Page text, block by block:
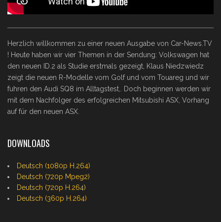
Herzlich willkommen zu einer neuen Ausgabe von Car-News.TV
! Heute haben wir vier Themen in der Sendung: Volkswagen hat
den neuen ID.2 als Studie erstmals gezeigt, Klaus Niedzwiedz
zeigt die neuen R-Modelle vom Golf und vom Touareg und wir
fuhren den Audi SQ8 im Alltagstest,. Doch beginnen werden wir
mit dem Nachfolger des erfolgreichen Mitsubishi ASX, Vorhang
auf für den neuen ASX.
DOWNLOADS
Deutsch (1080p H.264)
Deutsch (720p Mpeg2)
Deutsch (720p H.264)
Deutsch (360p H.264)